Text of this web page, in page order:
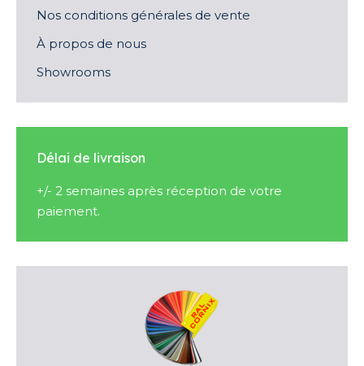
Nos conditions générales de vente
À propos de nous
Showrooms
Délai de livraison
+/- 2 semaines après réception de votre
paiement.